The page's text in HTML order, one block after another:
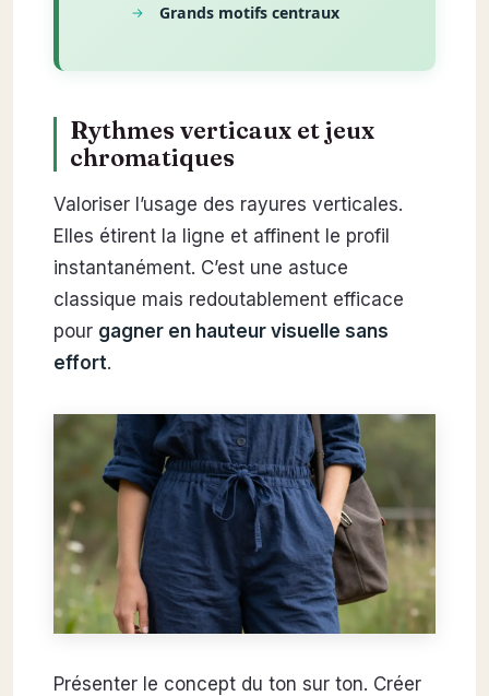
Grands motifs centraux
Rythmes verticaux et jeux
chromatiques
Valoriser l’usage des rayures verticales.
Elles étirent la ligne et affinent le profil
instantanément. C’est une astuce
classique mais redoutablement efficace
pour gagner en hauteur visuelle sans
effort.
Présenter le concept du ton sur ton. Créer